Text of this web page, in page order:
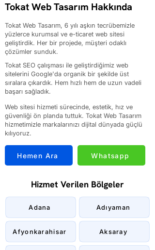
Tokat Web Tasarım Hakkında
Tokat Web Tasarım, 6 yılı aşkın tecrübemizle
yüzlerce kurumsal ve e-ticaret web sitesi
geliştirdik. Her bir projede, müşteri odaklı
çözümler sunduk.
Tokat SEO çalışması ile geliştirdiğimiz web
sitelerini Google'da organik bir şekilde üst
sıralara çıkardık. Hem hızlı hem de uzun vadeli
başarı sağladık.
Web sitesi hizmeti sürecinde, estetik, hız ve
güvenliği ön planda tuttuk. Tokat Web Tasarım
hizmetimizle markalarınızı dijital dünyada güçlü
kılıyoruz.
Hemen Ara Whatsapp
Hizmet Verilen Bölgeler
Adana
Afyonkarahisar
Adıyaman
Aksaray